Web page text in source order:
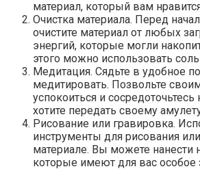
материал, который вам
Очистка материала. Перед
очистите материал от любых
энергий, которые могли
этого можно использовать
Медитация. Сядьте в удобное
медитировать. Позвольте
успокоиться и
хотите передать своему
Рисование или гравировка.
инструменты для рисования
материале. Вы можете нанести
которые имеют для вас особое